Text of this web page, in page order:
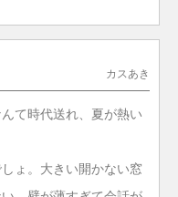
カスあき
て時代送れ、夏が熱い
ょ。大きい開かない窓